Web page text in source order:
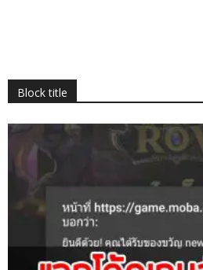
Block title